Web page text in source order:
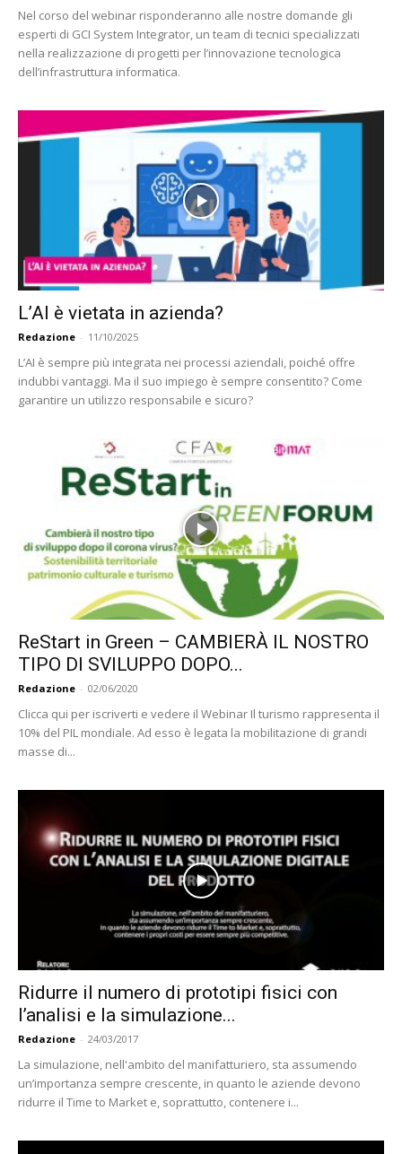
Nel corso del webinar risponderanno alle nostre domande gli
esperti di GCI System Integrator, un team di tecnici specializzati
nella realizzazione di progetti per l’innovazione tecnologica
dell’infrastruttura informatica.
L’AI è vietata in azienda?
Redazione - 11/10/2025
L’AI è sempre più integrata nei processi aziendali, poiché offre
indubbi vantaggi. Ma il suo impiego è sempre consentito? Come
garantire un utilizzo responsabile e sicuro?
ReStart in Green – CAMBIERÀ IL NOSTRO
TIPO DI SVILUPPO DOPO...
Redazione - 02/06/2020
Clicca qui per iscriverti e vedere il Webinar Il turismo rappresenta il
10% del PIL mondiale. Ad esso è legata la mobilitazione di grandi
masse di...
Ridurre il numero di prototipi fisici con
l’analisi e la simulazione...
Redazione - 24/03/2017
La simulazione, nell'ambito del manifatturiero, sta assumendo
un’importanza sempre crescente, in quanto le aziende devono
ridurre il Time to Market e, soprattutto, contenere i...